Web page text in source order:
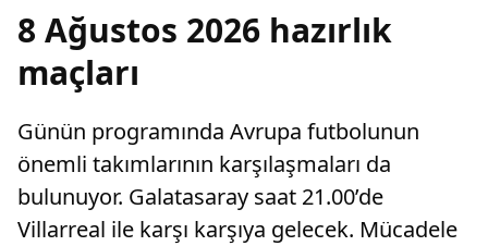
8 Ağustos 2026 hazırlık
maçları
Günün programında Avrupa futbolunun
önemli takımlarının karşılaşmaları da
bulunuyor. Galatasaray saat 21.00’de
Villarreal ile karşı karşıya gelecek. Mücadele